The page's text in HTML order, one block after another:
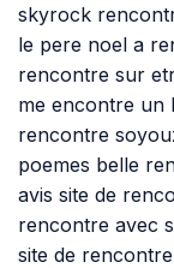
skyrock
le pere noel a
rencontre sur
me encontre un
rencontre
poemes belle
avis site de
rencontre avec
site de